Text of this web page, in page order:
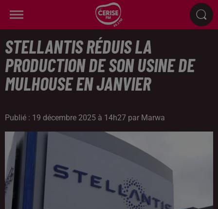
STELLANTIS RÉDUIS LA
PRODUCTION DE SON USINE DE
MULHOUSE EN JANVIER
Publié : 19 décembre 2025 à 14h27 par Marwa